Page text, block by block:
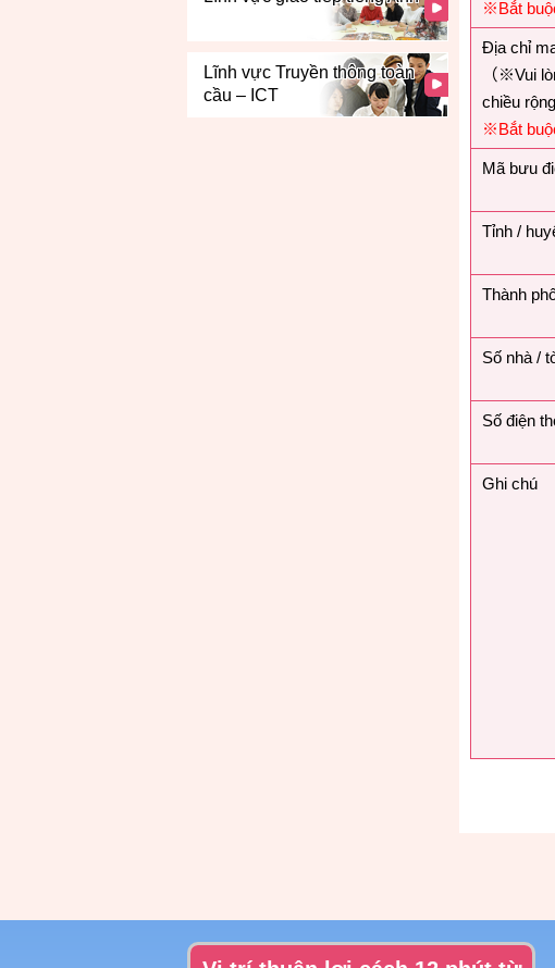
※Bắt
Địa chỉ
（※Vui
chiều rộng
※Bắt
Mã bưu
Tỉnh /
Thành
Số nhà /
Số điện
Ghi chú
Lĩnh vực Truyền thông toàn
cầu – ICT